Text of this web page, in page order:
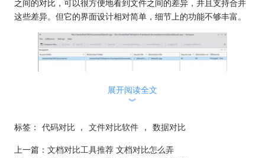
之间的对比，可以很方便地看到文件之间的差异，并且支持合并
这些差异。但它的界面设计相对简单，细节上的功能不够丰富。
图2：Kompare主页
展开阅读全文
︾
标签： 代码对比 ， 文件对比软件 ， 数据对比
上一篇： 文档对比工具推荐 文档对比怎么弄